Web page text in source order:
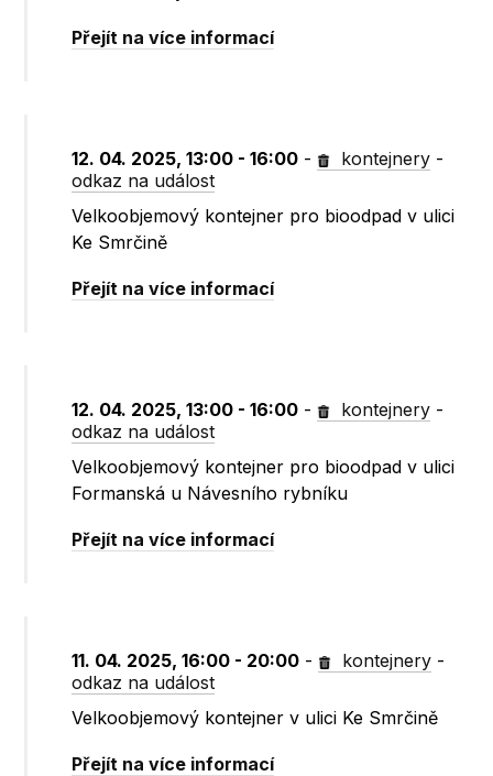
Přejít na více informací
12. 04. 2025, 13:00 - 16:00 - kontejnery -
odkaz na událost
Velkoobjemový kontejner pro bioodpad v ulici
Ke Smrčině
Přejít na více informací
12. 04. 2025, 13:00 - 16:00 - kontejnery -
odkaz na událost
Velkoobjemový kontejner pro bioodpad v ulici
Formanská u Návesního rybníku
Přejít na více informací
11. 04. 2025, 16:00 - 20:00 - kontejnery -
odkaz na událost
Velkoobjemový kontejner v ulici Ke Smrčině
Přejít na více informací